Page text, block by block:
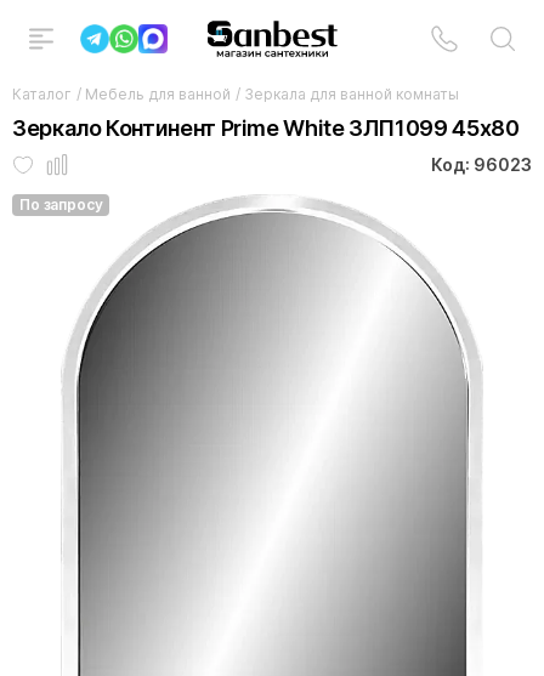
Каталог / Мебель для ванной / Зеркала для ванной комнаты
Зеркало Континент Prime White ЗЛП1099 45x80
Код: 96023
По запросу